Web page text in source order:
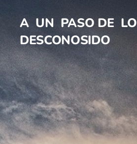
A UN PASO DE LO
DESCONOSIDO